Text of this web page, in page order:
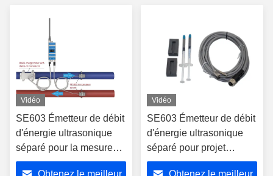
Vidéo
SE603 Émetteur de débit
d'énergie ultrasonique
séparé pour la mesure
précise du débit d'eau
Vidéo
SE603 Émetteur de débit
d'énergie ultrasonique
séparé pour projet
d'irrigation de champ